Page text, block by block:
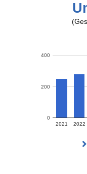
2021 2022
0
200
400